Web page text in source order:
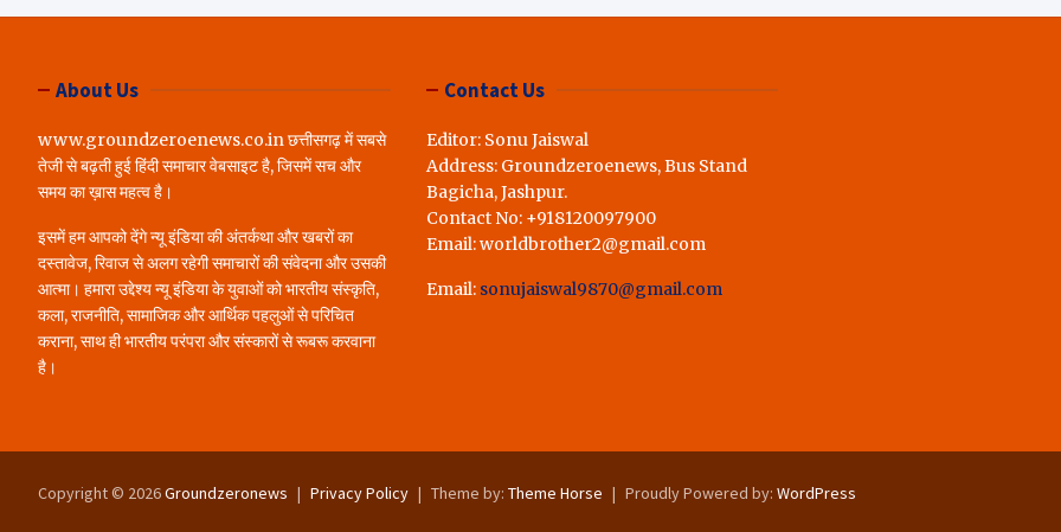
About Us
www.groundzeroenews.co.in छत्तीसगढ़ में सबसे
तेजी से बढ़ती हुई हिंदी समाचार वेबसाइट है, जिसमें सच और
समय का ख़ास महत्व है।
इसमें हम आपको देंगे न्यू इंडिया की अंतर्कथा और खबरों का
दस्तावेज, रिवाज से अलग रहेगी समाचारों की संवेदना और उसकी
आत्मा। हमारा उद्देश्य न्यू इंडिया के युवाओं को भारतीय संस्कृति,
कला, राजनीति, सामाजिक और आर्थिक पहलुओं से परिचित
कराना, साथ ही भारतीय परंपरा और संस्कारों से रूबरू करवाना
है।
Contact Us
Editor: Sonu Jaiswal
Address: Groundzeroenews, Bus Stand
Bagicha, Jashpur.
Contact No: +918120097900
Email: worldbrother2@gmail.com
Email: sonujaiswal9870@gmail.com
Copyright © 2026Groundzeronews Privacy Policy Theme by: Theme Horse Proudly Powered by: WordPress